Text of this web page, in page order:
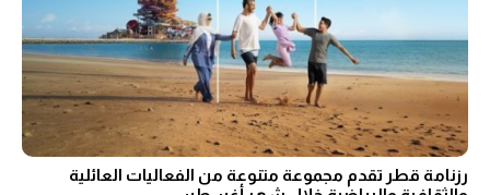
رزنامة قطر تقدم مجموعة متنوعة من الفعاليات العائلية